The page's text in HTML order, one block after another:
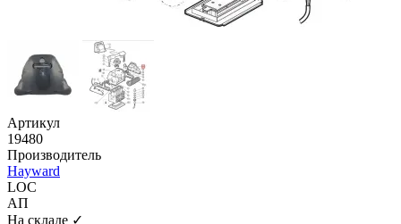
Артикул
19480
Производитель
Hayward
LOC
АП
На складе ✓